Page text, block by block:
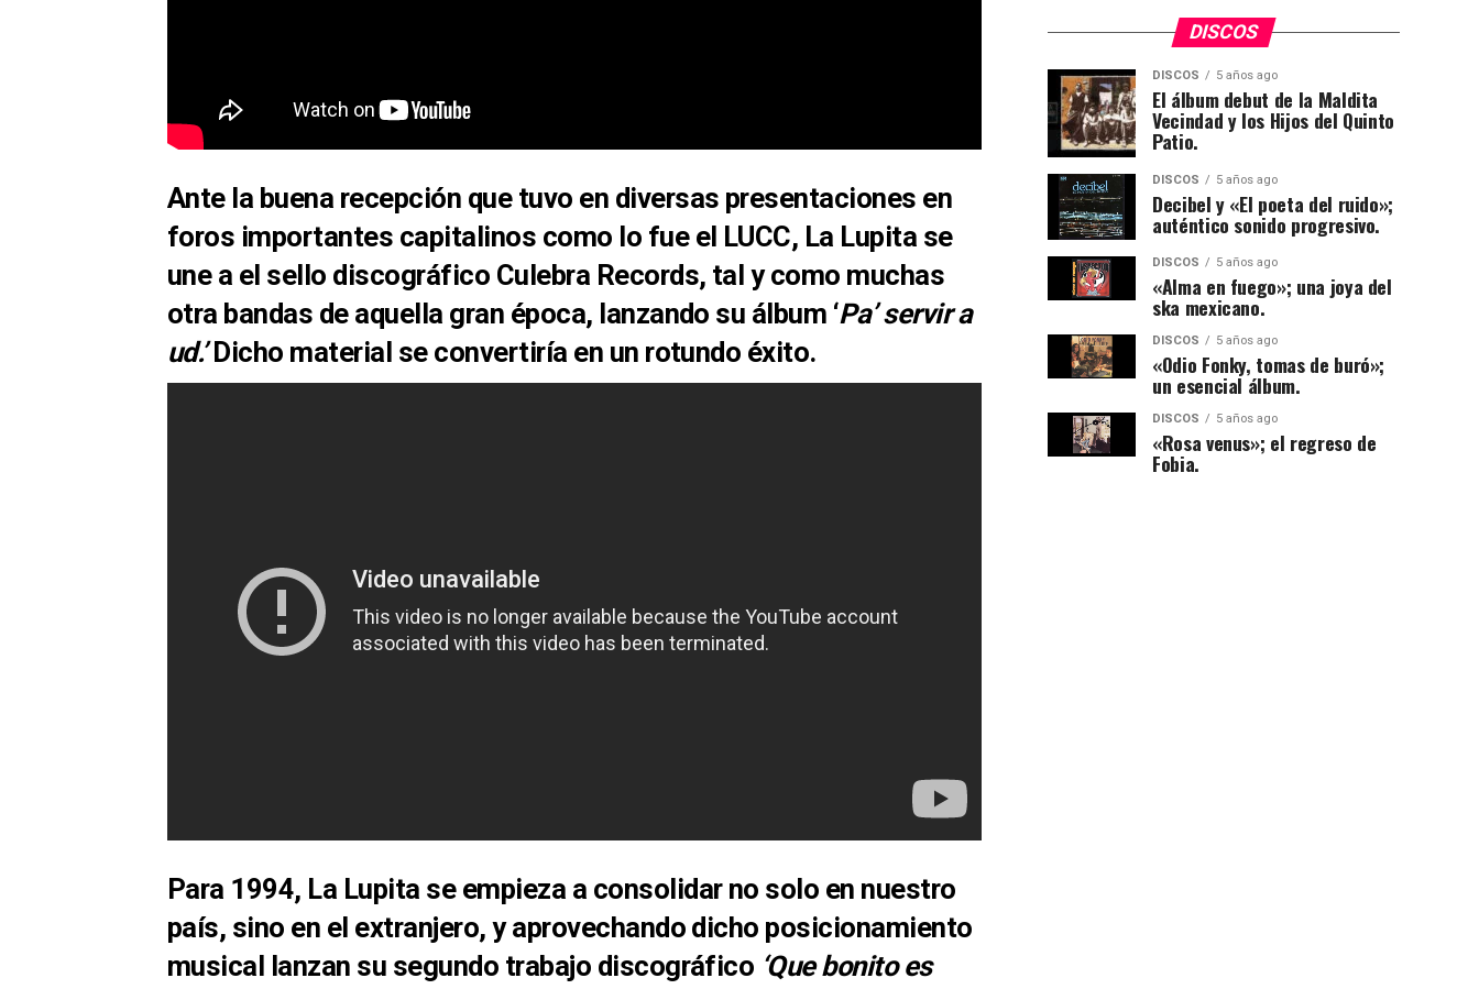
Ante la buena recepción que tuvo en diversas presentaciones en
foros importantes capitalinos como lo fue el LUCC, La Lupita se
une a el sello discográfico Culebra Records, tal y como muchas
otra bandas de aquella gran época, lanzando su álbum ‘Pa’ servir a
ud.’ Dicho material se convertiría en un rotundo éxito.
Para 1994, La Lupita se empieza a consolidar no solo en nuestro
país, sino en el extranjero, y aprovechando dicho posicionamiento
musical lanzan su segundo trabajo discográfico ‘Que bonito es
DISCOS
DISCOS 5 años ago
El álbum debut de la Maldita
Vecindad y los Hijos del Quinto
Patio.
DISCOS 5 años ago
Decibel y «El poeta del ruido»;
auténtico sonido progresivo.
DISCOS 5 años ago
«Alma en fuego»; una joya del
ska mexicano.
DISCOS 5 años ago
«Odio Fonky, tomas de buró»;
un esencial álbum.
DISCOS 5 años ago
«Rosa venus»; el regreso de
Fobia.